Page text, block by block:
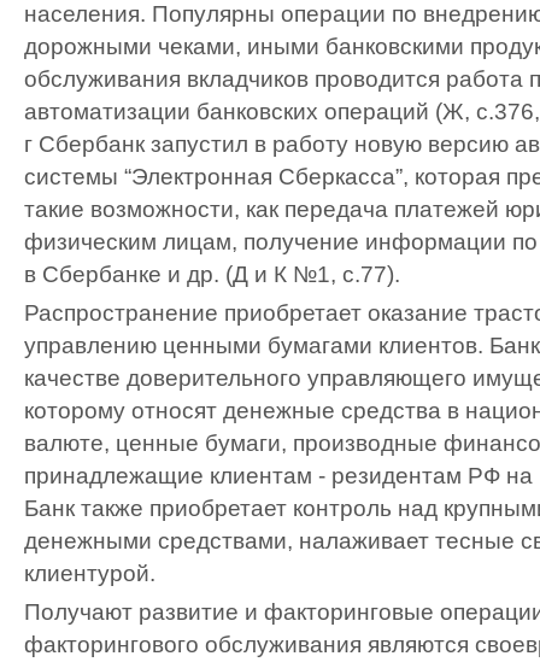
населения. Популярны операции по
дорожными чеками, иными банковскими
обслуживания вкладчиков проводится работа
автоматизации банковских операций (Ж,
г Сбербанк запустил в работу новую версию
системы “Электронная Сберкасса”, которая
такие возможности, как передача платежей
физическим лицам, получение информации
в Сбербанке и др. (Д и К №1, с.77).
Распространение приобретает оказание
управлению ценными бумагами клиентов.
качестве доверительного управляющего
которому относят денежные средства в
валюте, ценные бумаги, производные
принадлежащие клиентам - резидентам РФ на
Банк также приобретает контроль над
денежными средствами, налаживает тесные
клиентурой.
Получают развитие и факторинговые
факторингового обслуживания являются